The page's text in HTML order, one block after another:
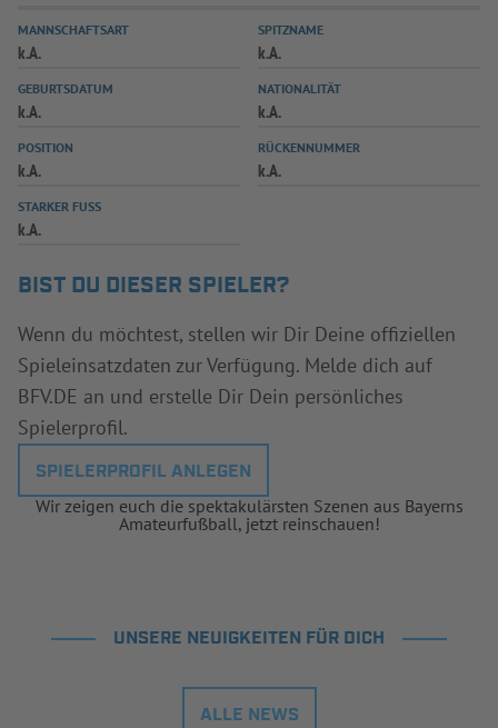
SPIELPLUS
MANNSCHAFTSART
k.A.
SPITZNAME
k.A.
GEBURTSDATUM
k.A.
NATIONALITÄT
k.A.
POSITION
k.A.
RÜCKENNUMMER
k.A.
STARKER FUSS
k.A.
BIST DU DIESER SPIELER?
Wenn du möchtest, stellen wir Dir Deine offiziellen
Spieleinsatzdaten zur Verfügung. Melde dich auf
BFV.DE an und erstelle Dir Dein persönliches
Spielerprofil.
SPIELERPROFIL ANLEGEN
Wir zeigen euch die spektakulärsten Szenen aus Bayerns
Amateurfußball, jetzt reinschauen!
UNSERE NEUIGKEITEN FÜR DICH
ALLE NEWS